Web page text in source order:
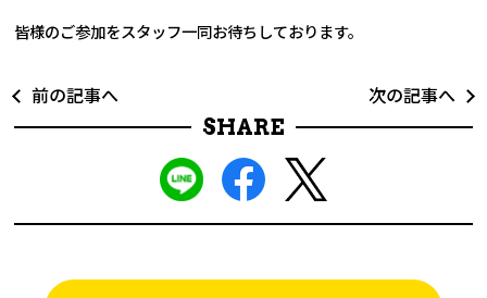
皆様のご参加をスタッフ一同お待ちしております。
前の記事へ
次の記事へ
SHARE